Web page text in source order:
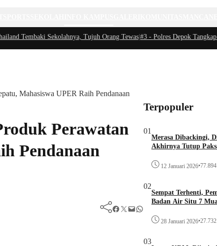
Tembaki Sekolahnya, Tujuh Orang Tewas|#3 -Polres Depok Tangkap
Mahasiswa UPER Raih Pendanaan
Perawatan
Pendanaan
Facebook Twitter Mail WhatsApp
Terpopuler
01
Merasa Dibackingi,
Akhirnya Tutup
12 Januari 2026•
02
Sempat Terhenti,
Badan Air Situ 7
28 Januari 2026•
03